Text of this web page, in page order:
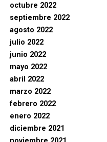
octubre 2022
septiembre 2022
agosto 2022
julio 2022
junio 2022
mayo 2022
abril 2022
marzo 2022
febrero 2022
enero 2022
diciembre 2021